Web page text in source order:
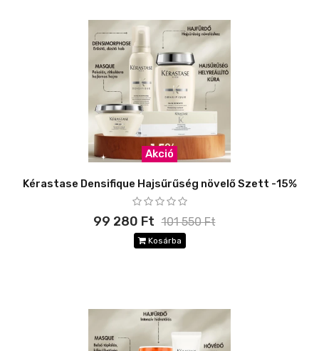
Akció
Kérastase Densifique Hajsűrűség növelő Szett -15%
99 280 Ft 101 550 Ft
Kosárba